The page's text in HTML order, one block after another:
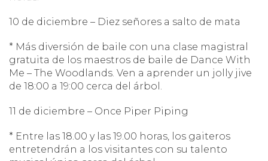
10 de diciembre – Diez señores a salto de mata
* Más diversión de baile con una clase magistral
gratuita de los maestros de baile de Dance With
Me – The Woodlands. Ven a aprender un jolly jive
de 18:00 a 19:00 cerca del árbol.
11 de diciembre – Once Piper Piping
* Entre las 18.00 y las 19.00 horas, los gaiteros
entretendrán a los visitantes con su talento